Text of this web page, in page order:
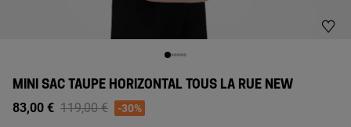
MINI SAC TAUPE HORIZONTAL TOUS LA RUE NEW
83,00 € Price reduced from
119,00 €to-30%